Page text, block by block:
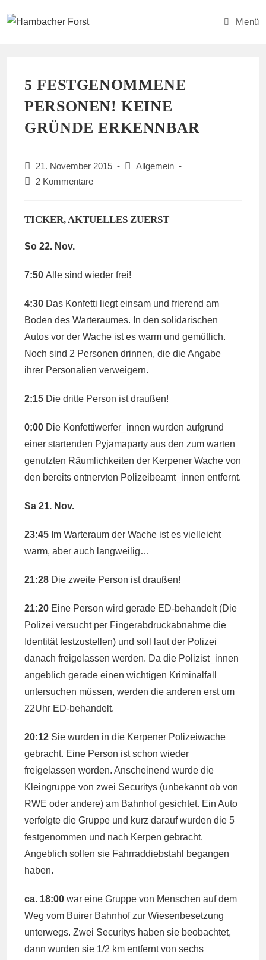
Inhalt
Menü
5 FESTGENOMMENE
PERSONEN! KEINE
GRÜNDE ERKENNBAR
Beitrag
veröffentlicht:
21. November 2015
Beitrags-
Allgemein
Beitrags-
2 Kommentare
TICKER, AKTUELLES ZUERST
So 22. Nov.
7:50Alle sind wieder frei!
4:30 Das Konfetti liegt einsam und frierend am
Boden des Warteraumes. In den solidarischen
Autos vor der Wache ist es warm und gemütlich.
Noch sind 2 Personen drinnen, die die Angabe
ihrer Personalien verweigern.
2:15 Die dritte Person ist draußen!
0:00 Die Konfettiwerfer_innen wurden aufgrund
einer startenden Pyjamaparty aus den zum warten
genutzten Räumlichkeiten der Kerpener Wache von
den bereits entnervten Polizeibeamt_innen entfernt.
Sa 21. Nov.
23:45 Im Warteraum der Wache ist es vielleicht
warm, aber auch langweilig…
21:28 Die zweite Person ist draußen!
21:20 Eine Person wird gerade ED-behandelt (Die
Polizei versucht per Fingerabdruckabnahme die
Identität festzustellen) und soll laut der Polizei
danach freigelassen werden. Da die Polizist_innen
angeblich gerade einen wichtigen Kriminalfall
untersuchen müssen, werden die anderen erst um
22Uhr ED-behandelt.
20:12 Sie wurden in die Kerpener Polizeiwache
gebracht. Eine Person ist schon wieder
freigelassen worden. Anscheinend wurde die
Kleingruppe von zwei Securitys (unbekannt ob von
RWE oder andere) am Bahnhof gesichtet. Ein Auto
verfolgte die Gruppe und kurz darauf wurden die 5
festgenommen und nach Kerpen gebracht.
Angeblich sollen sie Fahrraddiebstahl begangen
haben.
ca. 18:00 war eine Gruppe von Menschen auf dem
Weg vom Buirer Bahnhof zur Wiesenbesetzung
unterwegs. Zwei Securitys haben sie beobachtet,
dann wurden sie 1/2 km entfernt von sechs